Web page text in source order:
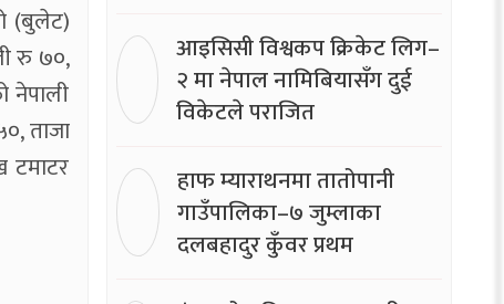
(बुलेट)
रु ७०,
नेपाली
ताजा
टमाटर
आइसिसी विश्वकप क्रिकेट लिग–
२ मा नेपाल नामिबियासँग दुई
विकेटले पराजित
हाफ म्याराथनमा तातोपानी
गाउँपालिका–७ जुम्लाका
दलबहादुर कुँवर प्रथम